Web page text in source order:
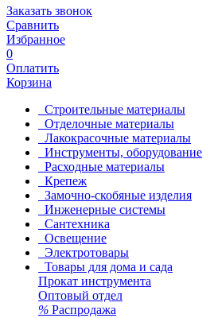
Заказать звонок
Сравнить
Избранное
0
Оплатить
Корзина
Строительные материалы
Отделочные материалы
Лакокрасочные материалы
Инструменты, оборудование
Расходные материалы
Крепеж
Замочно-скобяные изделия
Инженерные системы
Сантехника
Освещение
Электротовары
Товары для дома и сада
Прокат инструмента
Оптовый отдел
% Распродажа